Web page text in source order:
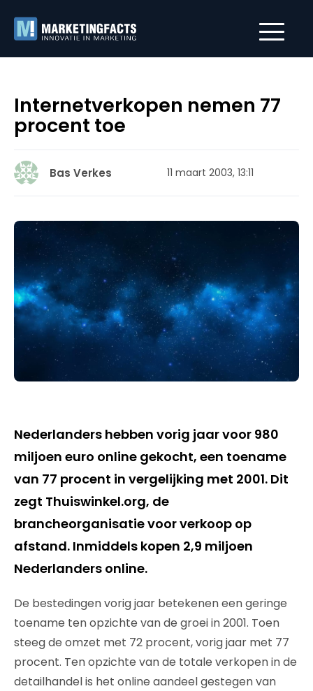
Internetverkopen nemen 77
procent toe
Bas Verkes 11 maart 2003, 13:11
Nederlanders hebben vorig jaar voor 980
miljoen euro online gekocht, een toename
van 77 procent in vergelijking met 2001. Dit
zegt Thuiswinkel.org, de
brancheorganisatie voor verkoop op
afstand. Inmiddels kopen 2,9 miljoen
Nederlanders online.
De bestedingen vorig jaar betekenen een geringe
toename ten opzichte van de groei in 2001. Toen
steeg de omzet met 72 procent, vorig jaar met 77
procent. Ten opzichte van de totale verkopen in de
detailhandel is het online aandeel gestegen van